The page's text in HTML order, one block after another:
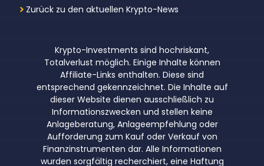
Zurück zu den aktuellen Krypto-News
Krypto-Investments sind hochriskant,
Totalverlust möglich. Einige Inhalte können
Affiliate-Links enthalten. Diese sind
entsprechend gekennzeichnet. Die Inhalte auf
dieser Website dienen ausschließlich zu
Informationszwecken und stellen keine
Anlageberatung, Anlageempfehlung oder
Aufforderung zum Kauf oder Verkauf von
Finanzinstrumenten dar. Alle Informationen
wurden sorgfältig recherchiert, eine Haftung